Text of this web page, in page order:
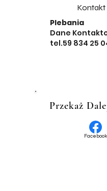
Kontakt
Plebania
Dane
tel.59 834 25
Przekaż
Facebook